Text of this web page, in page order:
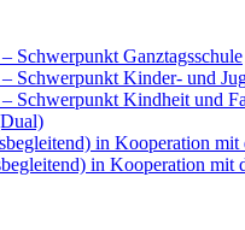
Schwerpunkt Ganztagsschule
Schwerpunkt Kinder- und
Schwerpunkt Kindheit und
in Kooperation mit
in Kooperation mit